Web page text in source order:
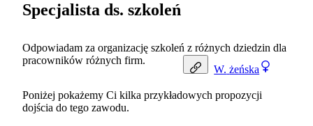
W. żeńska
Specjalista ds. szkoleń
Odpowiadam za organizację szkoleń z różnych dziedzin dla
pracowników różnych firm.
Poniżej pokażemy Ci kilka przykładowych propozycji
dojścia do tego zawodu.